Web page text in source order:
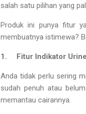
salah satu pilihan yang
Produk ini punya fitur
membuatnya istimewa?
1. Fitur Indikator Urine
Anda tidak perlu sering
sudah penuh atau
memantau cairannya.